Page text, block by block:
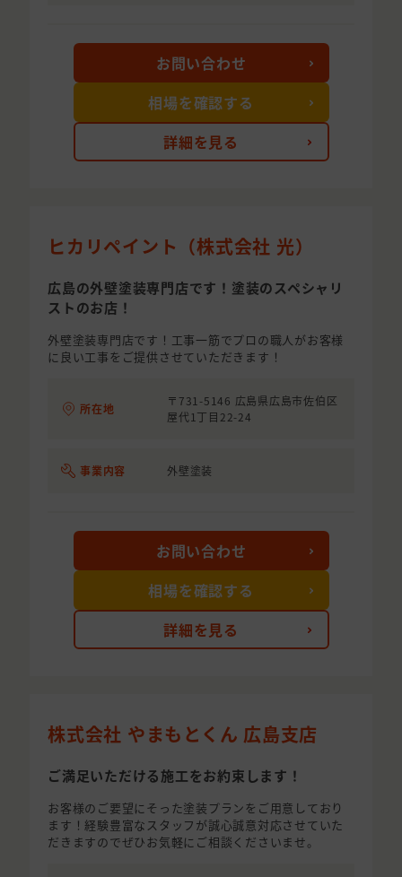
詳細を見る
お問い合わせ
相場を確認する
ヒカリペイント（株式会社 光）
広島の外壁塗装専門店です！塗装のスペシャリ
ストのお店！
外壁塗装専門店です！工事一筋でプロの職人がお客様
に良い工事をご提供させていただきます！
所在地
〒731-5146 広島県広島市佐伯区
屋代1丁目22-24
事業内容 外壁塗装
詳細を見る
お問い合わせ
相場を確認する
株式会社 やまもとくん 広島支店
ご満足いただける施工をお約束します！
お客様のご要望にそった塗装プランをご用意しており
ます！経験豊富なスタッフが誠心誠意対応させていた
だきますのでぜひお気軽にご相談くださいませ。